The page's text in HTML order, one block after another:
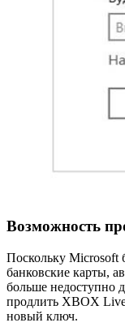
Возможность
Поскольку Microsoft
банковские карты,
больше недоступно
продлить XBOX
новый ключ.